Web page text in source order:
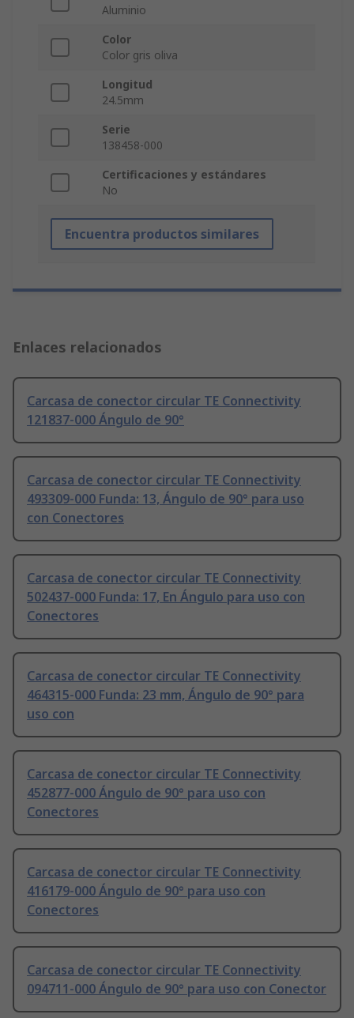
Aluminio
Color
Color gris oliva
Longitud
24.5mm
Serie
138458-000
Certificaciones y estándares
No
Encuentra productos similares
Enlaces relacionados
Carcasa de conector circular TE Connectivity
121837-000 Ángulo de 90°
Carcasa de conector circular TE Connectivity
493309-000 Funda: 13, Ángulo de 90° para uso
con Conectores
Carcasa de conector circular TE Connectivity
502437-000 Funda: 17, En Ángulo para uso con
Conectores
Carcasa de conector circular TE Connectivity
464315-000 Funda: 23 mm, Ángulo de 90° para
uso con
Carcasa de conector circular TE Connectivity
452877-000 Ángulo de 90° para uso con
Conectores
Carcasa de conector circular TE Connectivity
416179-000 Ángulo de 90° para uso con
Conectores
Carcasa de conector circular TE Connectivity
094711-000 Ángulo de 90° para uso con Conector